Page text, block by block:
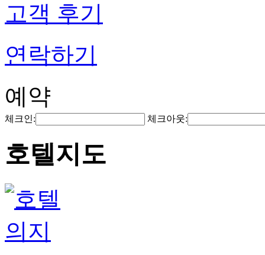
고객 후기
연락하기
예약
체크인: 체크아웃:
호텔지도